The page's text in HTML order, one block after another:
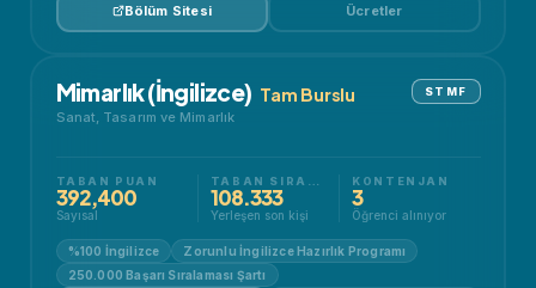
Bölüm Sitesi Ücretler
Mimarlık (İngilizce) Tam Burslu
Sanat, Tasarım ve Mimarlık
STMF
TABAN PUAN
392,400
Sayısal
108.333
Yerleşen son kişi
KONTENJAN
3
Öğrenci alınıyor
%100 İngilizce
Zorunlu İngilizce Hazırlık Programı
250.000 Başarı Sıralaması Şartı